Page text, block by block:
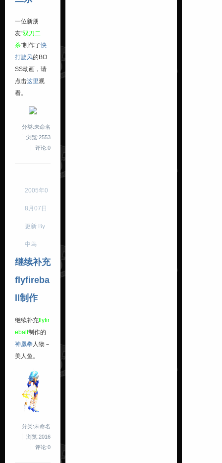
一位新朋
友“双刀二
杀”制作了快
打旋风的BO
SS动画，请
点击这里观
看。
分类:未命名
浏览:2553
评论:0
2005年0
8月07日
更新 By
中鸟
继续补充
flyfireba
ll制作
继续补充flyfir
eball制作的
神凰拳 人物－
美人鱼。
分类:未命名
浏览:2016
评论:0